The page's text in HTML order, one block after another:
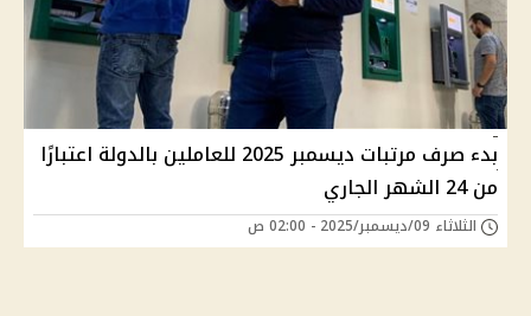
بدء صرف مرتبات ديسمبر 2025 للعاملين بالدولة اعتبارًا
من 24 الشهر الجاري
الثلاثاء 09/ديسمبر/2025 - 02:00 ص